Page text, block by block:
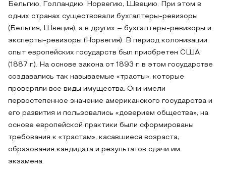
Бельгию, Голландию, Норвегию, Швецию. При этом в
одних странах существовали бухгалтеры-ревизоры
(Бельгия, Швеция), а в других – бухгалтеры-ревизоры и
эксперты-ревизоры (Норвегия). В период колонизации
опыт европейских государств был приобретен США
(1887 г.). На основе закона от 1893 г. в этом государстве
создавались так называемые «трасты», которые
проверяли все виды имущества. Они имели
первостепенное значение американского государства и
его развития и пользовались «доверием общества», на
основе европейской практики были сформированы
требования к «трастам», касавшиеся возраста,
образования кандидата и результатов сдачи им
экзамена.